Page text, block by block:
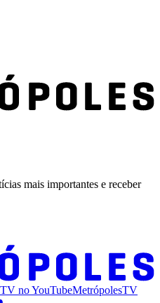
mais importantes e receber
noYouTubeMetrópolesTV